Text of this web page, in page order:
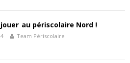
au périscolaire Nord !
Team Périscolaire